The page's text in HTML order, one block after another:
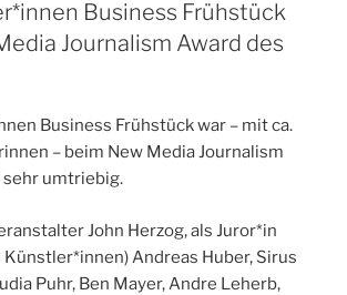
Business Frühstück
Journalism Award des
Business Frühstück war – mit ca.
– beim New Media Journalism
sehr umtriebig.
John Herzog, als Juror*in
Andreas Huber, Sirus
Puhr, Ben Mayer, Andre Leherb,